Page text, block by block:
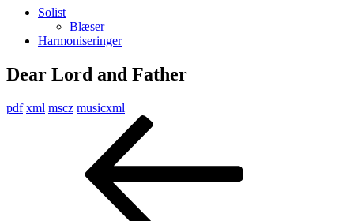
Solist
Blæser
Harmoniseringer
Dear Lord and Father
pdf xml mscz musicxml
Indlægsnavigation